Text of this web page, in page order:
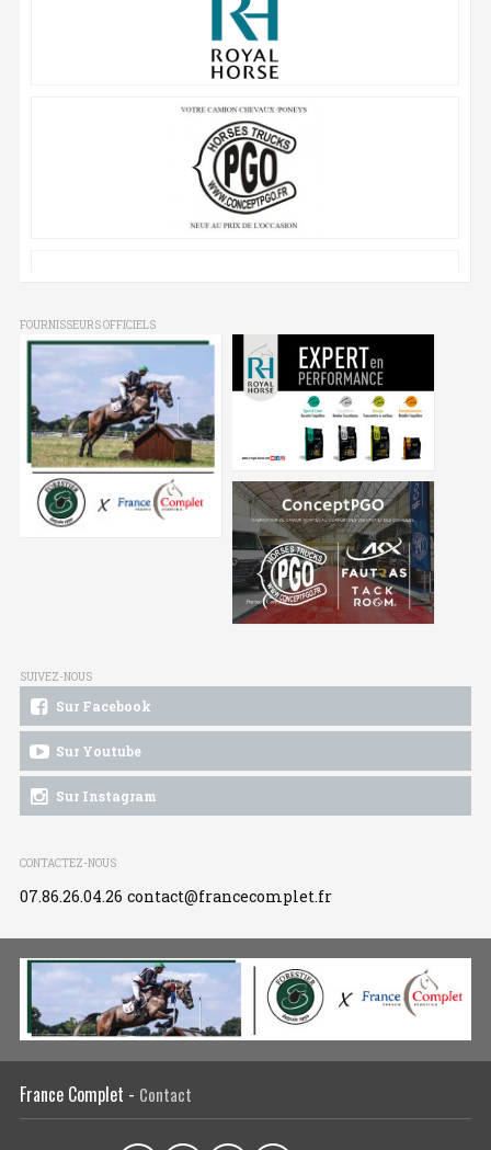
FOURNISSEURS OFFICIELS
SUIVEZ-NOUS
Sur Facebook
Sur Youtube
Sur Instagram
CONTACTEZ-NOUS
07.86.26.04.26 contact@francecomplet.fr
France Complet - Contact